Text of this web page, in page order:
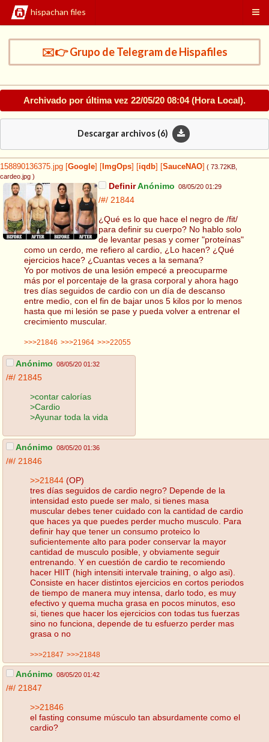
hispachan files
✉️👉 Grupo de Telegram de Hispafiles
Archivado por última vez 22/05/20 08:04(Hora Local).
Descargar archivos (6)
158890136375.jpg Google ImgOps iqdb SauceNAO ( 73.72KB
cardeo.jpg )
DefinirAnónimo 08/05/20 01:29
/#/ 21844
¿Qué es lo que hace el negro de /fit/
para definir su cuerpo? No hablo solo
de levantar pesas y comer "proteínas"
como un cerdo, me refiero al cardio, ¿Lo hacen? ¿Qué
ejercicios hace? ¿Cuantas veces a la semana?
Yo por motivos de una lesión empecé a preocuparme
más por el porcentaje de la grasa corporal y ahora hago
tres días seguidos de cardio con un día de descanso
entre medio, con el fin de bajar unos 5 kilos por lo menos
hasta que mi lesión se pase y pueda volver a entrenar el
crecimiento muscular.
>>>21846 >>>21964 >>>22055
Anónimo 08/05/20 01:32
/#/ 21845
>contar calorías
>Cardio
>Ayunar toda la vida
Anónimo 08/05/20 01:36
/#/ 21846
>>21844 (OP)
tres días seguidos de cardio negro? Depende de la
intensidad esto puede ser malo, si tienes masa
muscular debes tener cuidado con la cantidad de cardio
que haces ya que puedes perder mucho musculo. Para
definir hay que tener un consumo proteico lo
suficientemente alto para poder conservar la mayor
cantidad de musculo posible, y obviamente seguir
entrenando. Y en cuestión de cardio te recomiendo
hacer HIIT (high intensiti intervale training, o algo asi).
Consiste en hacer distintos ejercicios en cortos periodos
de tiempo de manera muy intensa, darlo todo, es muy
efectivo y quema mucha grasa en pocos minutos, eso
si, tienes que hacer los ejercicios con todas tus fuerzas
sino no funciona, depende de tu esfuerzo perder mas
grasa o no
>>>21847 >>>21848
Anónimo 08/05/20 01:42
/#/ 21847
>>21846
el fasting consume músculo tan absurdamente como el
cardio?